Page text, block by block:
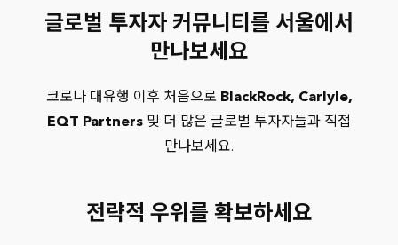
Northleaf Capital Partners
Nuveen
ABL Life Insurance
Affiliated Managers Group
BlackRock
CapitaLand Fund Management
Crescent Capital Group
Crestline Investors Inc
글로벌 투자자 커뮤니티를 서울에서
만나보세요
코로나 대유행 이후 처음으로 BlackRock, Carlyle,
EQT Partners 및 더 많은 글로벌 투자자들과 직접
만나보세요.
전략적 우위를 확보하세요